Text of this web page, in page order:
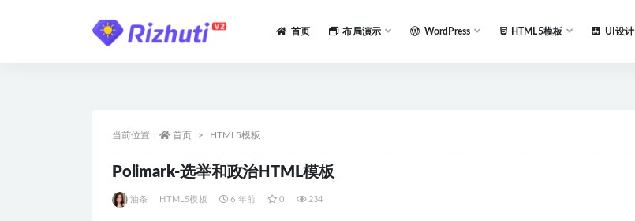
首页 布局演示 WordPress HTML5模板 UI设计
当前位置： 首页 HTML5模板
Polimark-选举和政治HTML模板
油条 HTML5模板 6 年前 0 234